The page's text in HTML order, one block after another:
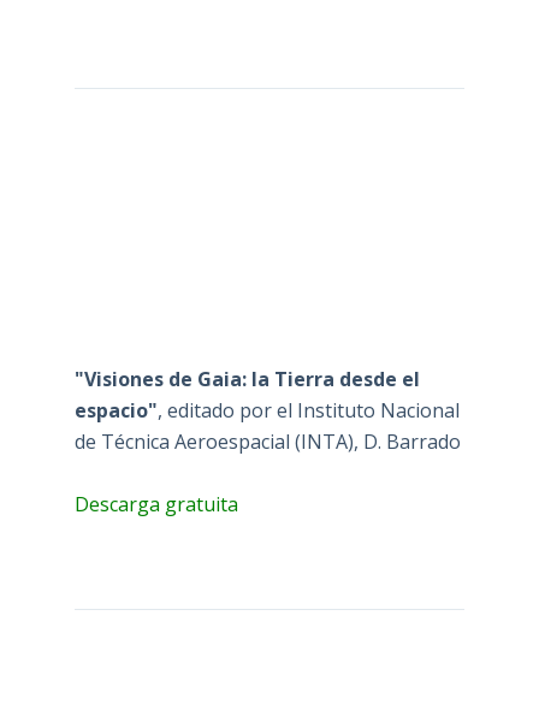
"Visiones de Gaia: la Tierra desde el
espacio", editado por el Instituto Nacional
de Técnica Aeroespacial (INTA), D. Barrado
Descarga gratuita